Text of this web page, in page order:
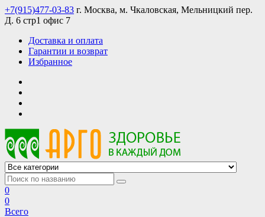
Skip
to
+7(915)477-03-83 г. Москва, м. Чкаловская, Мельницкий пер.
Д. 6 стр1 офис 7
Доставка и оплата
Гарантии и возврат
Избранное
АРГО интернет магазин, доставка в Москве и по всей России
АРГО каталог каталог продукции, официальные цены
0
0
Всего